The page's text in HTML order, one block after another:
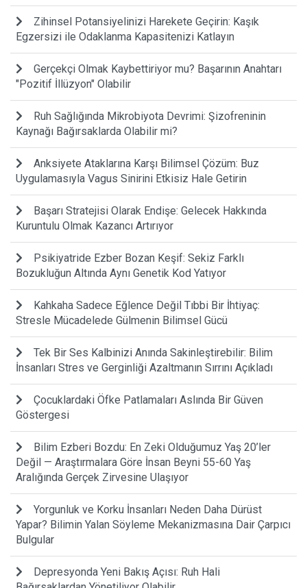
Zihinsel Potansiyelinizi Harekete Geçirin: Kaşık
Egzersizi ile Odaklanma Kapasitenizi Katlayın
Gerçekçi Olmak Kaybettiriyor mu? Başarının Anahtarı
"Pozitif İllüzyon" Olabilir
Ruh Sağlığında Mikrobiyota Devrimi: Şizofreninin
Kaynağı Bağırsaklarda Olabilir mi?
Anksiyete Ataklarına Karşı Bilimsel Çözüm: Buz
Uygulamasıyla Vagus Sinirini Etkisiz Hale Getirin
Başarı Stratejisi Olarak Endişe: Gelecek Hakkında
Kuruntulu Olmak Kazancı Artırıyor
Psikiyatride Ezber Bozan Keşif: Sekiz Farklı
Bozukluğun Altında Aynı Genetik Kod Yatıyor
Kahkaha Sadece Eğlence Değil Tıbbi Bir İhtiyaç:
Stresle Mücadelede Gülmenin Bilimsel Gücü
Tek Bir Ses Kalbinizi Anında Sakinleştirebilir: Bilim
İnsanları Stres ve Gerginliği Azaltmanın Sırrını Açıkladı
Çocuklardaki Öfke Patlamaları Aslında Bir Güven
Göstergesi
Bilim Ezberi Bozdu: En Zeki Olduğumuz Yaş 20’ler
Değil — Araştırmalara Göre İnsan Beyni 55-60 Yaş
Aralığında Gerçek Zirvesine Ulaşıyor
Yorgunluk ve Korku İnsanları Neden Daha Dürüst
Yapar? Bilimin Yalan Söyleme Mekanizmasına Dair Çarpıcı
Bulgular
Depresyonda Yeni Bakış Açısı: Ruh Hali